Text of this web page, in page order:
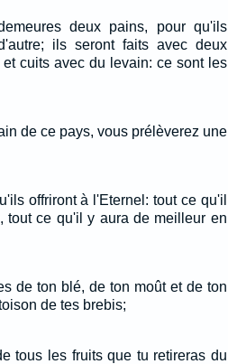
deux pains, pour qu'ils
ils seront faits avec deux
cuits avec du levain: ce sont les
de ce pays, vous prélèverez une
offriront à l'Eternel: tout ce qu'il
tout ce qu'il y aura de meilleur en
de ton blé, de ton moût et de ton
de tes brebis;
tous les fruits que tu retireras du